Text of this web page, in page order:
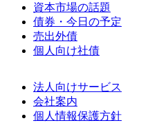
資本市場の話題
債券・今日の予定
売出外債
個人向け社債
法人向けサービス
会社案内
個人情報保護方針